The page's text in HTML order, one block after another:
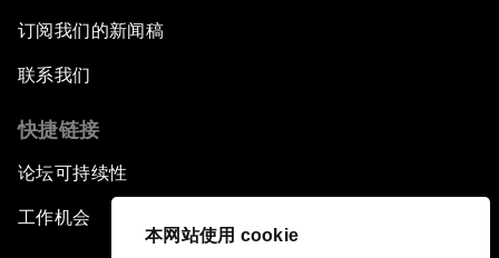
本网站使用 cookie
订阅我们的新闻稿
联系我们
快捷链接
论坛可持续性
工作机会